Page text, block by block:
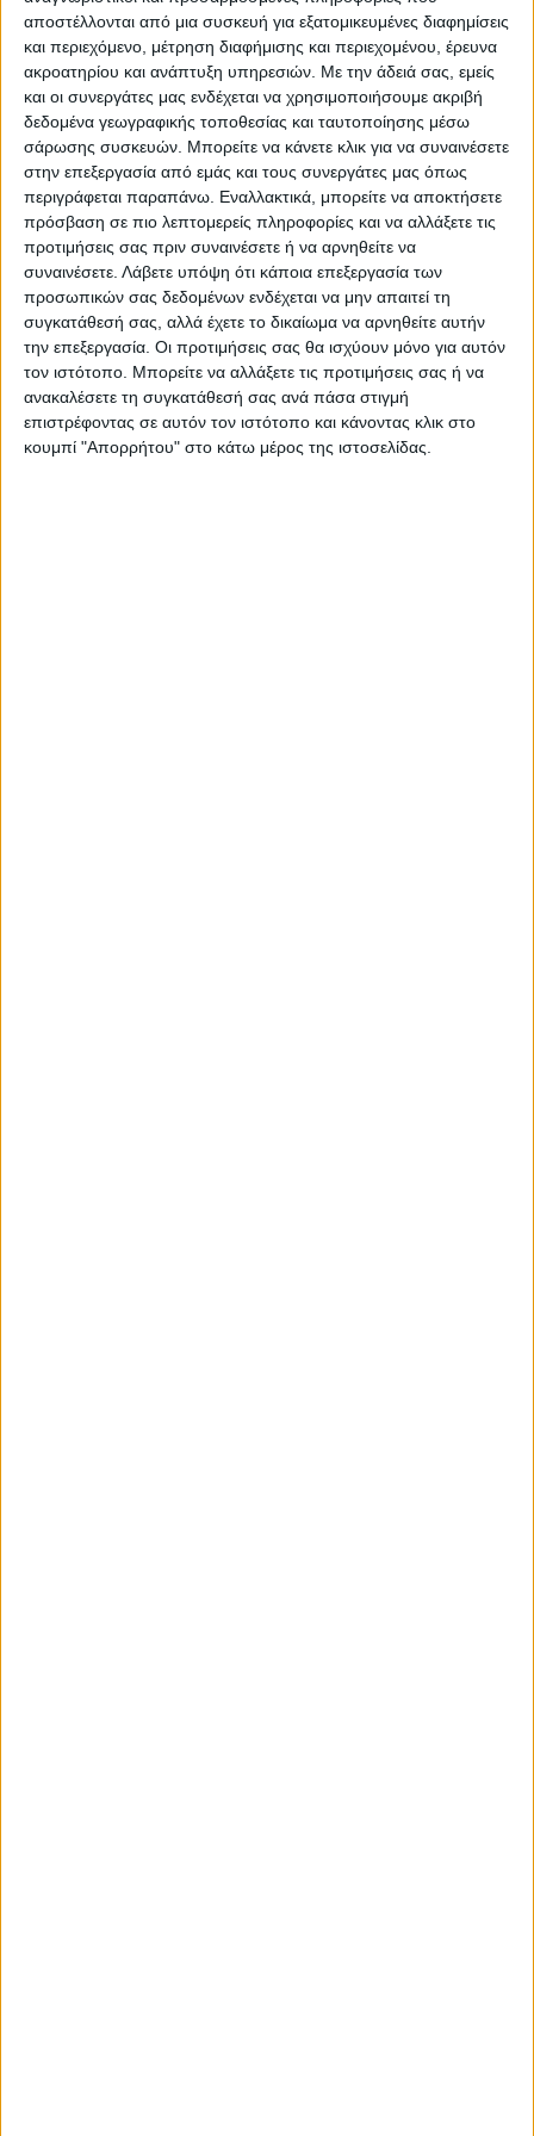
αποστέλλονται από μια συσκευή για εξατομικευμένες διαφημίσεις
και περιεχόμενο, μέτρηση διαφήμισης και περιεχομένου, έρευνα
ακροατηρίου και ανάπτυξη υπηρεσιών. Με την άδειά σας, εμείς
και οι συνεργάτες μας ενδέχεται να χρησιμοποιήσουμε ακριβή
δεδομένα γεωγραφικής τοποθεσίας και ταυτοποίησης μέσω
σάρωσης συσκευών. Μπορείτε να κάνετε κλικ για να συναινέσετε
στην επεξεργασία από εμάς και τους συνεργάτες μας όπως
περιγράφεται παραπάνω. Εναλλακτικά, μπορείτε να αποκτήσετε
πρόσβαση σε πιο λεπτομερείς πληροφορίες και να αλλάξετε τις
προτιμήσεις σας πριν συναινέσετε ή να αρνηθείτε να
συναινέσετε. Λάβετε υπόψη ότι κάποια επεξεργασία των
προσωπικών σας δεδομένων ενδέχεται να μην απαιτεί τη
συγκατάθεσή σας, αλλά έχετε το δικαίωμα να αρνηθείτε αυτήν
την επεξεργασία. Οι προτιμήσεις σας θα ισχύουν μόνο για αυτόν
τον ιστότοπο. Μπορείτε να αλλάξετε τις προτιμήσεις σας ή να
ανακαλέσετε τη συγκατάθεσή σας ανά πάσα στιγμή
επιστρέφοντας σε αυτόν τον ιστότοπο και κάνοντας κλικ στο
κουμπί "Απορρήτου" στο κάτω μέρος της ιστοσελίδας.
Ειναι ένα κίνητρο για όλους»
Για το πρωτάθλημα και τις ομάδες που θα
πρωταγωνιστήσουν
«Φαίνεται ότι η Αναγέννηση, η Νίκη Βόλου
και ο Ηρακλής θα είναι οι ομάδες που θα
ξεχωρίσουν στο φετινό πρωτάθλημα και θα
έχουν τις περισσότερες πιθανότητες να
βρεθούν στο τέλος της κανονικής περιόδου
στα play off. Μένει να δούμε ποια θα είναι η
4η ομάδα κι απ’ ο,τι βλέπουμε μέχρι στιγμής
ο Αστέρας Τρίπολης Β κάνει μια εξαιρετική
παρουσία. Μιλάμε βέβαια για ποδόσφαιρο,
άρα όλα αυτά θα τα δούμε στην πράξη.